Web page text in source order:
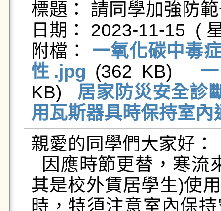
標題： 請同學加強防
日期： 2023-11-15  (
附檔： 一氧化碳中毒
性.jpg (362 KB)
KB) 居家防災安全診
用瓦斯器具時保持室
親愛的同學們大家好：
其是校外賃居學生)使
時，特須注意室內保